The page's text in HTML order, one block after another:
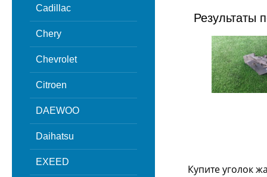
Cadillac
Chery
Chevrolet
Citroen
DAEWOO
Daihatsu
EXEED
Результаты
Купите уголок